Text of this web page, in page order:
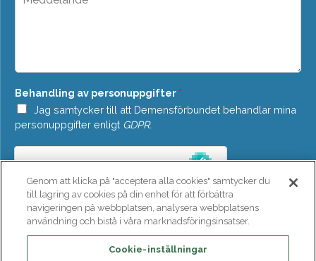
a
d
e
*
Behandling av personuppgifter *
Jag samtycker till att Demensförbundet behandlar mina
personuppgifter enligt GDPR.
SKICKA
Genom att klicka på "acceptera alla cookies" samtycker du
till lagring av cookies på din enhet för att förbättra
navigeringen på webbplatsen, analysera webbplatsens
användning och bistå i våra marknadsföringsinsatser.
Cookie-inställningar